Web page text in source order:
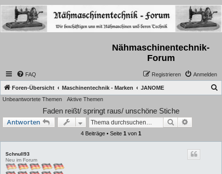
Nähmaschinentechnik-
Forum
FAQ Anmelden
Registrieren
Foren-Übersicht Maschinentechnik - Marken JANOME
Unbeantwortete Themen Aktive Themen
Faden reißt/ springt raus/ unschöne Stiche
Antworten Suche
4 Beiträge • Seite 1 von 1
Schnull93
Neu im Forum